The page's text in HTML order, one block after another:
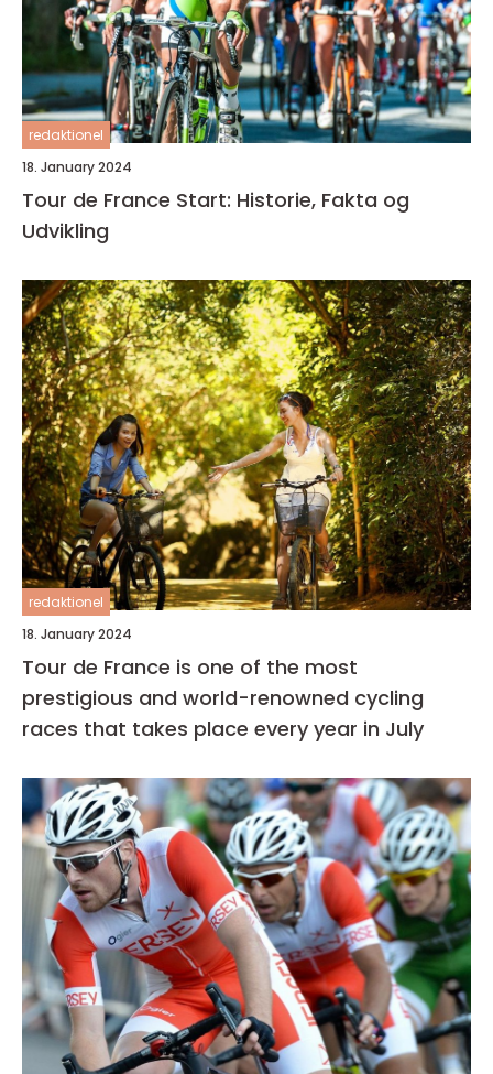
redaktionel
18. January 2024
Tour de France Start: Historie, Fakta og
Udvikling
redaktionel
18. January 2024
Tour de France is one of the most
prestigious and world-renowned cycling
races that takes place every year in July